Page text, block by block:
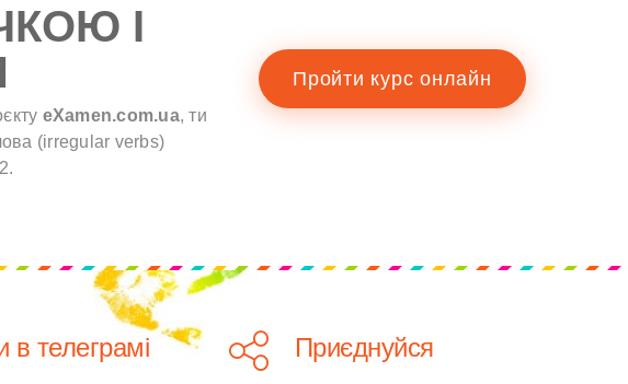
І
eXamen.com.ua, ти
(irregular verbs)
Пройти курс онлайн
в телеграмі Приєднуйся